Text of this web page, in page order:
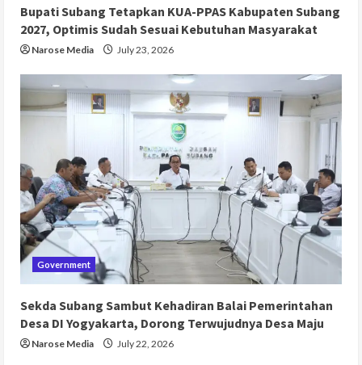
Bupati Subang Tetapkan KUA-PPAS Kabupaten Subang
2027, Optimis Sudah Sesuai Kebutuhan Masyarakat
Narose Media July 23, 2026
Government
Sekda Subang Sambut Kehadiran Balai Pemerintahan
Desa DI Yogyakarta, Dorong Terwujudnya Desa Maju
Narose Media July 22, 2026